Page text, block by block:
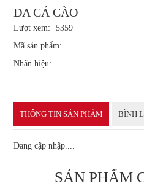
DA CÁ CÀO
Lượt xem:
5359
Mã sản phẩm:
Nhãn hiệu:
THÔNG TIN SẢN PHẨM BÌNH
Đang cập nhập....
SẢN PHẨM